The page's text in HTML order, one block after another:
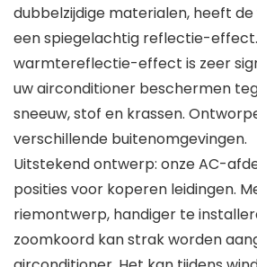
dubbelzijdige materialen, heeft
een spiegelachtig reflectie-
warmtereflectie-effect is zeer
uw airconditioner beschermen
sneeuw, stof en krassen.
verschillende buitenomgevingen.
Uitstekend ontwerp: onze AC-
posities voor koperen leidingen.
riemontwerp, handiger te
zoomkoord kan strak worden